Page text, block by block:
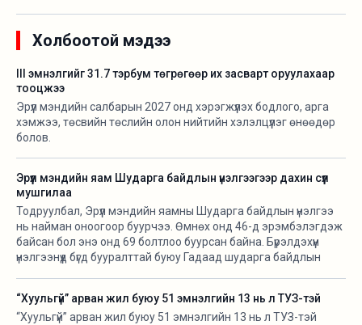
Холбоотой мэдээ
III эмнэлгийг 31.7 тэрбум төгрөгөөр их засварт оруулахаар
тооцжээ
Эрүүл мэндийн салбарын 2027 онд хэрэгжүүлэх бодлого, арга
хэмжээ, төсвийн төслийн олон нийтийн хэлэлцүүлэг өнөөдөр
болов.
Эрүүл мэндийн яам Шударга байдлын үнэлгээгээр дахин сүүл
мушгилаа
Тодруулбал, Эрүүл мэндийн яамны Шударга байдлын үнэлгээ
нь найман оноогоор буурчээ. Өмнөх онд 46-д эрэмбэлэгдэж
байсан бол энэ онд 69 болтлоо буурсан байна. Бүрэлдэхүүн
үнэлгээнүүд бүгд бууралттай буюу Гадаад шударга байдлын
Шударга байдлын үнэлгээ нь доод эрэмбэд шилжжээ.
“Хуульгүй” арван жил буюу 51 эмнэлгийн 13 нь л ТУЗ-тэй
“Хуульгүй” арван жил буюу 51 эмнэлгийн 13 нь л ТУЗ-тэй